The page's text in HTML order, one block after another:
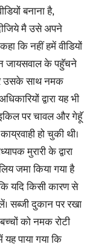
बनाना है,
मै उसे अपने
कि नहीं हमें वीडियों
जायसवाल के पहुॅचने
उसके साथ नमक
द्वारा यह भी
पर चावल और गेहूॅ
हो चुकी थी।
मुरारी के द्वारा
जमा किया गया है
यदि किसी कारण से
सब्जी दुकान पर रखा
को नमक रोटी
यह पाया गया कि